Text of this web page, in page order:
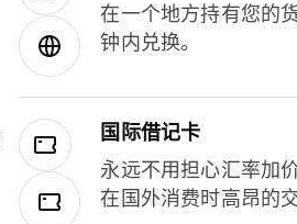
在一个地方持有您的
钟内兑换。
国际借记卡
永远不用担心汇率加
在国外消费时高昂的